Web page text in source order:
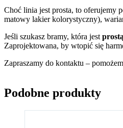
Choć linia jest prosta, to oferujemy
matowy lakier kolorystyczny),
Jeśli szukasz bramy, która jest
Zaprojektowana, by wtopić się
Zapraszamy do kontaktu –
Podobne produkty